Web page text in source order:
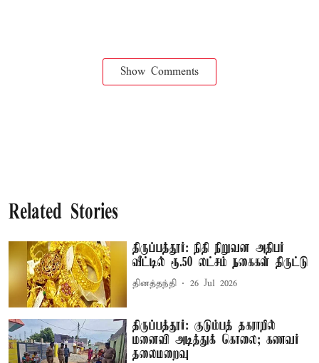
Show Comments
Related Stories
திருப்பத்தூர்: நிதி நிறுவன அதிபர்
வீட்டில் ரூ.50 லட்சம் நகைகள் திருட்டு
தினத்தந்தி 26 Jul 2026
திருப்பத்தூர்: குடும்பத் தகராறில்
மனைவி அடித்துக் கொலை; கணவர்
தலைமறைவு